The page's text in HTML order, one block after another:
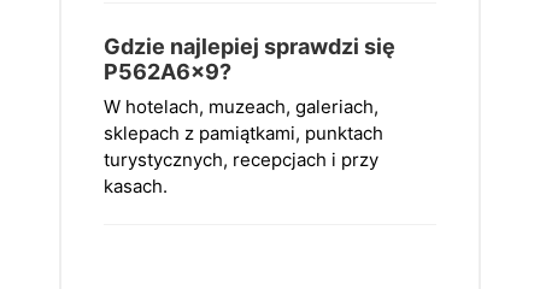
Gdzie najlepiej sprawdzi się
P562A6x9?
W hotelach, muzeach, galeriach,
sklepach z pamiątkami, punktach
turystycznych, recepcjach i przy
kasach.